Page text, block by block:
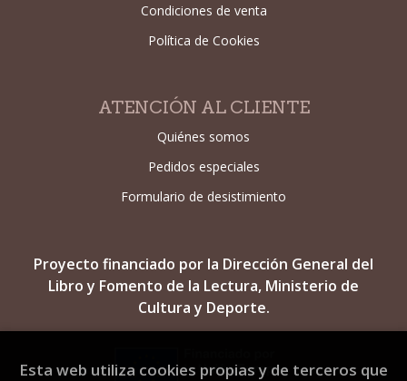
Condiciones de venta
Política de Cookies
ATENCIÓN AL CLIENTE
Quiénes somos
Pedidos especiales
Formulario de desistimiento
Proyecto financiado por la Dirección General del
Libro y Fomento de la Lectura, Ministerio de
Cultura y Deporte.
Esta web utiliza cookies propias y de terceros que